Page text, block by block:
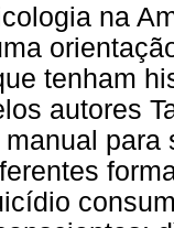
na
tenham
autores